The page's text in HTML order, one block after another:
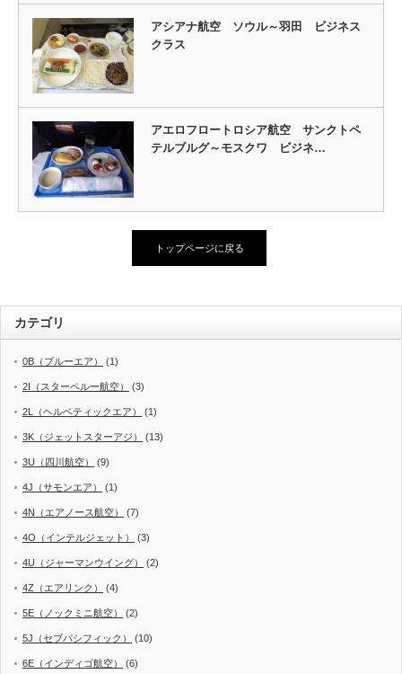
アシアナ航空 ソウル～羽田 ビジネス
クラス
アエロフロートロシア航空 サンクトペ
テルブルグ～モスクワ ビジネ…
トップページに戻る
カテゴリ
0B（ブルーエア） (1)
2I（スターペルー航空） (3)
2L（ヘルベティックエア） (1)
3K（ジェットスターアジ） (13)
3U（四川航空） (9)
4J（サモンエア） (1)
4N（エアノース航空） (7)
4O（インテルジェット） (3)
4U（ジャーマンウイング） (2)
4Z（エアリンク） (4)
5E（ノックミニ航空） (2)
5J（セブパシフィック） (10)
6E（インディゴ航空） (6)